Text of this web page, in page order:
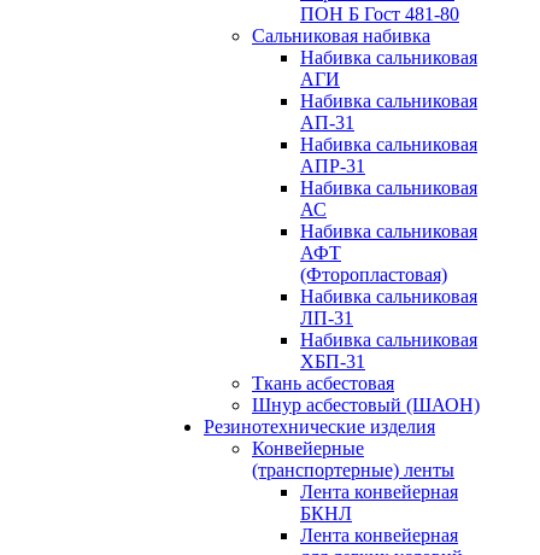
ПОН Б Гост 481-80
Сальниковая набивка
Набивка сальниковая
АГИ
Набивка сальниковая
АП-31
Набивка сальниковая
АПР-31
Набивка сальниковая
АС
Набивка сальниковая
АФТ
(Фторопластовая)
Набивка сальниковая
ЛП-31
Набивка сальниковая
ХБП-31
Ткань асбестовая
Шнур асбестовый (ШАОН)
Резинотехнические изделия
Конвейерные
(транспортерные) ленты
Лента конвейерная
БКНЛ
Лента конвейерная